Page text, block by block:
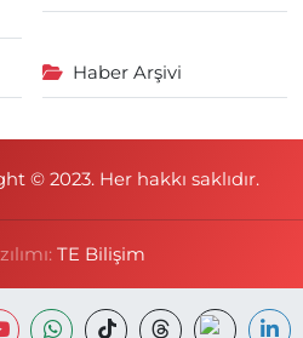
Haber Arşivi
© 2023. Her hakkı saklıdır.
TE Bilişim